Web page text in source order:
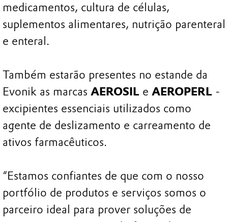
medicamentos, cultura de células,
suplementos alimentares, nutrição parenteral
e enteral.
Também estarão presentes no estande da
Evonik as marcas AEROSIL e AEROPERL -
excipientes essenciais utilizados como
agente de deslizamento e carreamento de
ativos farmacêuticos.
“Estamos confiantes de que com o nosso
portfólio de produtos e serviços somos o
parceiro ideal para prover soluções de